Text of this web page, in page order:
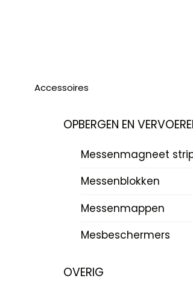
Accessoires
OPBERGEN EN
Messenmagneet
Messenblokken
Messenmappen
Mesbeschermers
OVERIG